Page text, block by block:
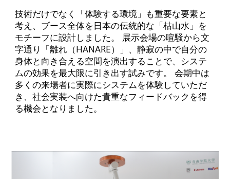
技術だけでなく「体験する環境」も重要な要素と
考え、ブース全体を日本の伝統的な「枯山水」を
モチーフに設計しました。 展示会場の喧騒から文
字通り「離れ（HANARE）」、静寂の中で自分の
身体と向き合える空間を演出することで、システ
ムの効果を最大限に引き出す試みです。 会期中は
多くの来場者に実際にシステムを体験していただ
き、社会実装へ向けた貴重なフィードバックを得
る機会となりました。